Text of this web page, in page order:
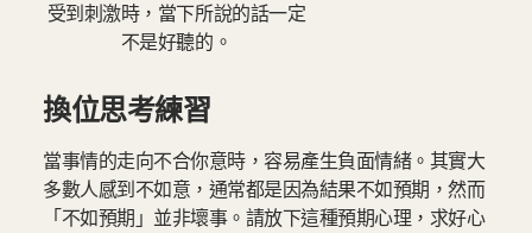
受到刺激時，當下所說的話一定
不是好聽的。
換位思考練習
當事情的走向不合你意時，容易產生負面情緒。其實大
多數人感到不如意，通常都是因為結果不如預期，然而
「不如預期」並非壞事。請放下這種預期心理，求好心